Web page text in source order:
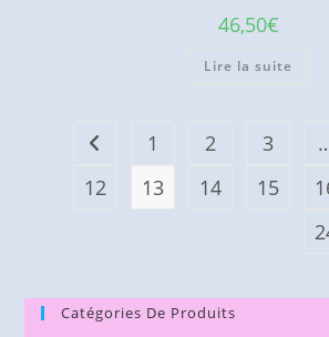
46,50€
Lire la suite
1 2 3
12
13 14 15
Catégories De Produits